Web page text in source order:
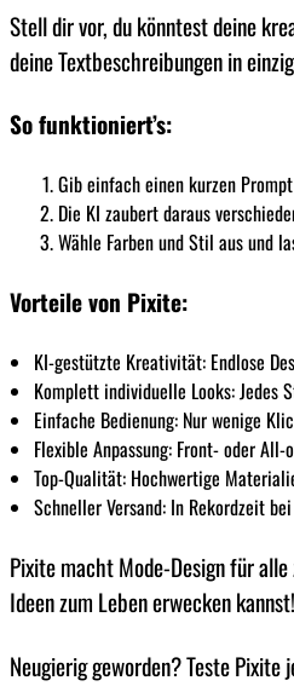
Stell dir vor, du könntest deine
deine Textbeschreibungen in
So funktioniert’s:
Gib einfach einen kurzen
Die KI zaubert daraus
Wähle Farben und Stil aus und
Vorteile von Pixite:
KI-gestützte Kreativität: Endlose
Komplett individuelle Looks: Jedes
Einfache Bedienung: Nur wenige
Flexible Anpassung: Front- oder
Top-Qualität: Hochwertige
Schneller Versand: In Rekordzeit
Pixite macht Mode-Design für
Ideen zum Leben erwecken kannst!
Neugierig geworden? Teste